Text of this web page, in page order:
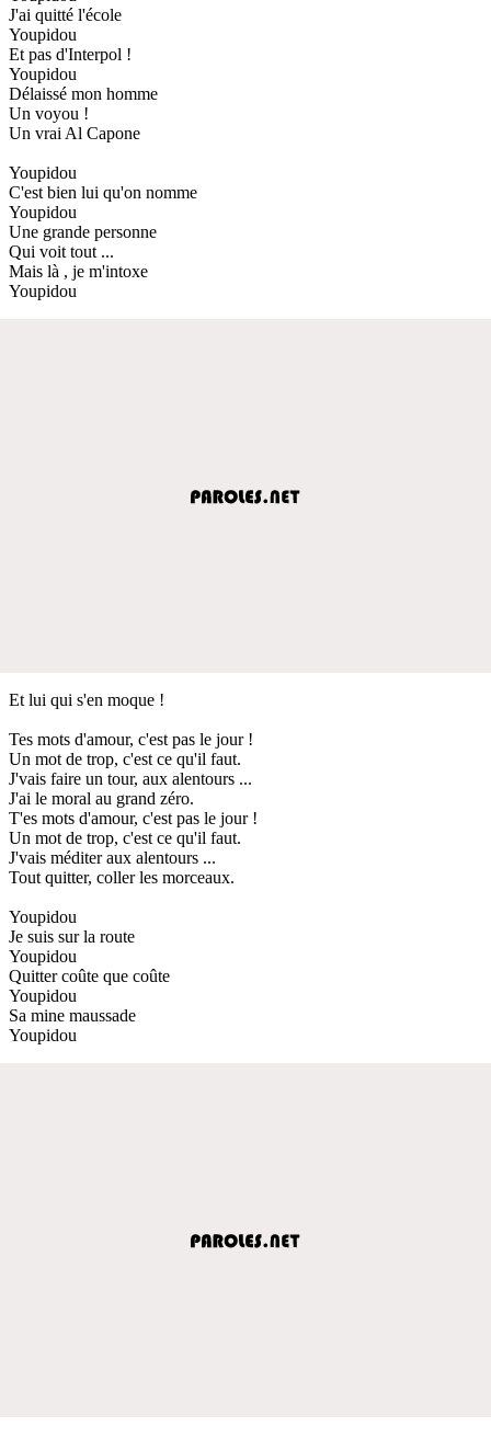
J'ai quitté l'école
Youpidou
Et pas d'Interpol !
Youpidou
Délaissé mon homme
Un voyou !
Un vrai Al Capone
Youpidou
C'est bien lui qu'on nomme
Youpidou
Une grande personne
Qui voit tout ...
Mais là , je m'intoxe
Youpidou
Et lui qui s'en moque !
Tes mots d'amour, c'est pas le jour !
Un mot de trop, c'est ce qu'il faut.
J'vais faire un tour, aux alentours ...
J'ai le moral au grand zéro.
T'es mots d'amour, c'est pas le jour !
Un mot de trop, c'est ce qu'il faut.
J'vais méditer aux alentours ...
Tout quitter, coller les morceaux.
Youpidou
Je suis sur la route
Youpidou
Quitter coûte que coûte
Youpidou
Sa mine maussade
Youpidou